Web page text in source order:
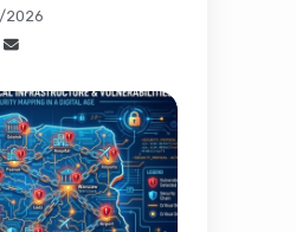
votre historique
chaque
en réduisant
les coûts. Ce
la science-fiction :
que construit
grecque qui
2026